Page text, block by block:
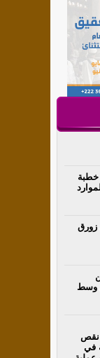
خطبة
زورق
وسط
نقص
في